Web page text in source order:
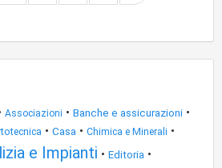
Associazioni • Banche e assicurazioni •
• Casa • Chimica e Minerali •
e Impianti • Editoria •